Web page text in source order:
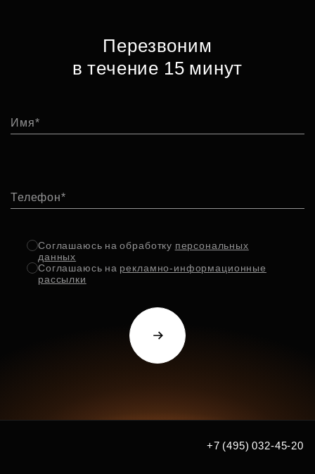
Перезвоним
в течение 15 минут
Имя
Телефон
Соглашаюсь на обработку персональных
данных
Соглашаюсь на рекламно-информационные
рассылки
+7 (495) 032-45-20